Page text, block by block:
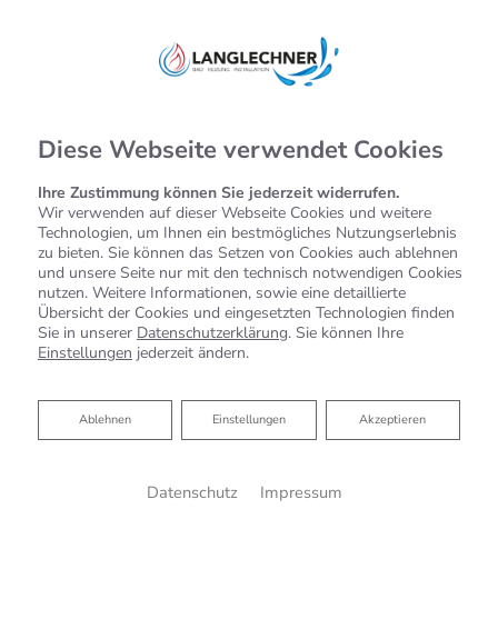
Diese Webseite verwendet Cookies
Ihre Zustimmung können Sie jederzeit widerrufen.
Wir verwenden auf dieser Webseite Cookies und weitere
Technologien, um Ihnen ein bestmögliches Nutzungserlebnis
zu bieten. Sie können das Setzen von Cookies auch ablehnen
und unsere Seite nur mit den technisch notwendigen Cookies
nutzen. Weitere Informationen, sowie eine detaillierte
Übersicht der Cookies und eingesetzten Technologien finden
Sie in unserer Datenschutzerklärung. Sie können Ihre
Einstellungen jederzeit ändern.
Akzeptieren
Einstellungen
Ablehnen
Ablehnen
Datenschutz Impressum